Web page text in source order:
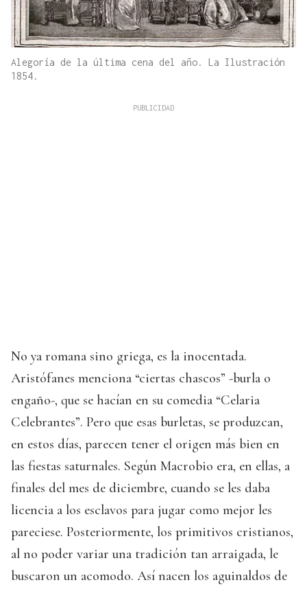
Alegoría de la última cena del año. La Ilustración
1854.
No ya romana sino griega, es la inocentada.
Aristófanes menciona “ciertas chascos” -burla o
engaño-, que se hacían en su comedia “Celaria
Celebrantes”. Pero que esas burletas, se produzcan,
en estos días, parecen tener el origen más bien en
las fiestas saturnales. Según Macrobio era, en ellas, a
finales del mes de diciembre, cuando se les daba
licencia a los esclavos para jugar como mejor les
pareciese. Posteriormente, los primitivos cristianos,
al no poder variar una tradición tan arraigada, le
buscaron un acomodo. Así nacen los aguinaldos de